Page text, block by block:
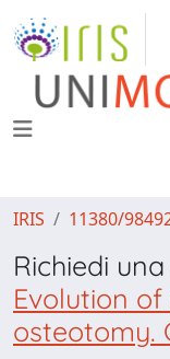
IRIS 11380/
Richiedi
Evolution
osteotomy.